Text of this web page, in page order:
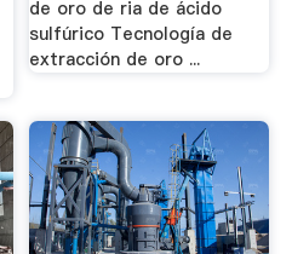
de oro de ria de ácido
sulfúrico Tecnología de
extracción de oro ...